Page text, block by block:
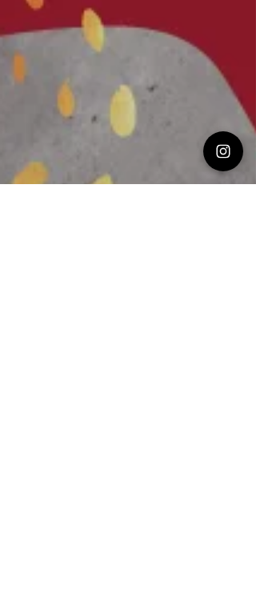
する様子を見て改めて 入賞→準会員→準会員賞の受
を重ねてここまでこれたこと このような沖縄の文化
業に関われることを嬉しく思いました。 お金を稼ぐ
事とは別に 絵で社会と関わる大切な活動だなぁと思
ました。 会員になってからも新作に挑戦し続けたい
思います✨ 今年の作品もお楽しみに。 入選、入賞さ
た方は大変おめでとうございます㊗️ 会場で作品たち
お会いしましょう！ #絵本作家sava #沖展
#graphicdesign #グラフィックデザイン